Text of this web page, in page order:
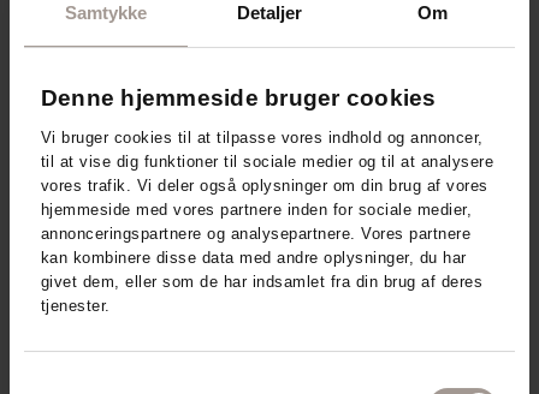
Samtykke Detaljer Om
Denne hjemmeside bruger cookies
Vi bruger cookies til at tilpasse vores indhold og annoncer,
til at vise dig funktioner til sociale medier og til at analysere
vores trafik. Vi deler også oplysninger om din brug af vores
hjemmeside med vores partnere inden for sociale medier,
annonceringspartnere og analysepartnere. Vores partnere
kan kombinere disse data med andre oplysninger, du har
givet dem, eller som de har indsamlet fra din brug af deres
tjenester.
i kategorien Årets Care & Protect Pris.
Derfor Derma Kids Sollotion SPF50+
Solcreme til børn
Ekstra høj solbeskyttelse med SPF50+
Trænger hurtigt ind i huden
Hvidter og fedter ikke
UVA- og UVB-beskyttelse
Vandfast
Parfumefri
AllergyCertified